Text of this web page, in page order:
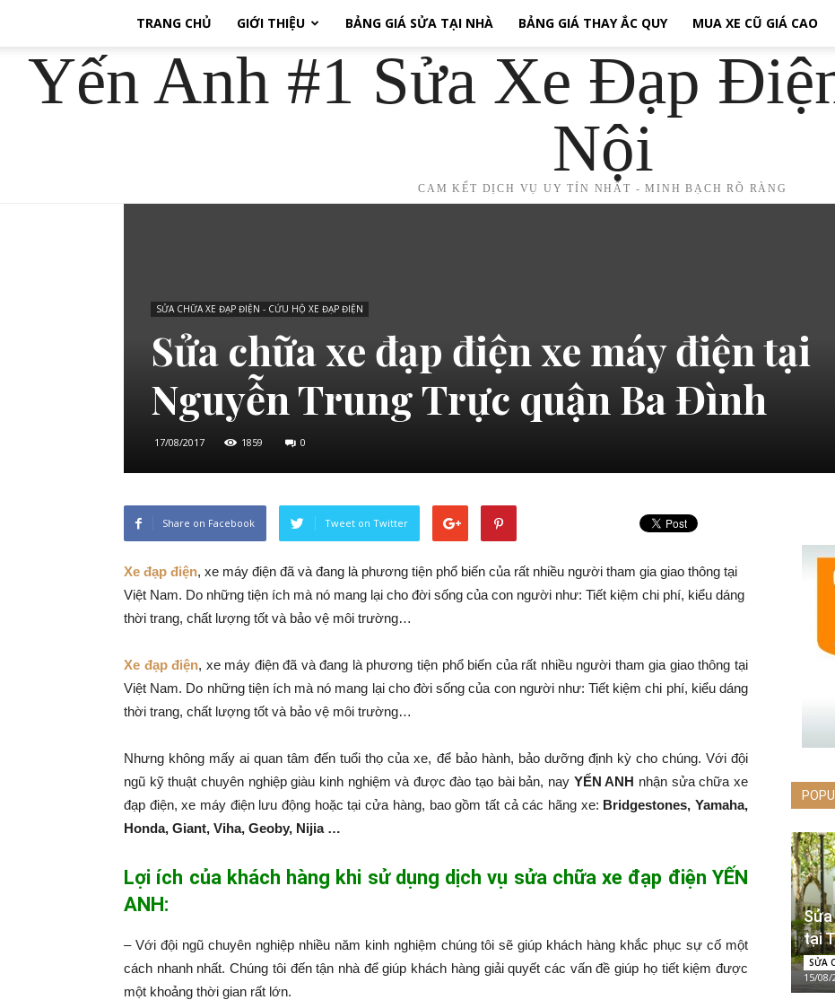
TRANG CHỦ GIỚI THIỆU BẢNG GIÁ SỬA TẠI NHÀ BẢNG GIÁ THAY ẮC QUY MUA XE CŨ GIÁ CAO
Yến Anh #1 Sửa Xe Đạp
Nội
CAM KẾT DỊCH VỤ UY TÍN NHẤT - MINH BẠCH RÕ RÀNG
SỬA CHỮA XE ĐẠP ĐIỆN - CỨU HỘ XE ĐẠP ĐIỆN
Sửa chữa xe đạp điện xe máy điện tại
Nguyễn Trung Trực quận Ba Đình
17/08/2017 1859 0
Share on Facebook Tweet on Twitter
Xe đạp điện, xe máy điện đã và đang là phương tiện phổ biến của rất nhiều người tham gia giao thông tại
Việt Nam. Do những tiện ích mà nó mang lại cho đời sống của con người như: Tiết kiệm chi phí, kiểu dáng
thời trang, chất lượng tốt và bảo vệ môi trường…
Xe đạp điện, xe máy điện đã và đang là phương tiện phổ biến của rất nhiều người tham gia giao thông tại
Việt Nam. Do những tiện ích mà nó mang lại cho đời sống của con người như: Tiết kiệm chi phí, kiểu dáng
thời trang, chất lượng tốt và bảo vệ môi trường…
Nhưng không mấy ai quan tâm đến tuổi thọ của xe, để bảo hành, bảo dưỡng định kỳ cho chúng. Với đội
ngũ kỹ thuật chuyên nghiệp giàu kinh nghiệm và được đào tạo bài bản, nay YẾN ANH nhận sửa chữa xe
đạp điện, xe máy điện lưu động hoặc tại cửa hàng, bao gồm tất cả các hãng xe: Bridgestones, Yamaha,
Honda, Giant, Viha, Geoby, Nijia …
Lợi ích của khách hàng khi sử dụng dịch vụ sửa chữa xe đạp điện YẾN
ANH:
– Với đội ngũ chuyên nghiệp nhiều năm kinh nghiệm chúng tôi sẽ giúp khách hàng khắc phục sự cố một
cách nhanh nhất. Chúng tôi đến tận nhà để giúp khách hàng giải quyết các vấn đề giúp họ tiết kiệm được
một khoảng thời gian rất lớn.
tại
SỬA
15/08/